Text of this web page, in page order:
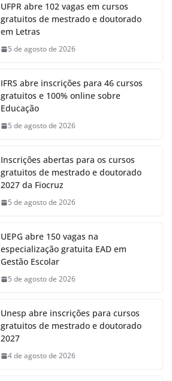
UFPR abre 102 vagas em cursos
gratuitos de mestrado e doutorado
em Letras
5 de agosto de 2026
IFRS abre inscrições para 46 cursos
gratuitos e 100% online sobre
Educação
5 de agosto de 2026
Inscrições abertas para os cursos
gratuitos de mestrado e doutorado
2027 da Fiocruz
5 de agosto de 2026
UEPG abre 150 vagas na
especialização gratuita EAD em
Gestão Escolar
5 de agosto de 2026
Unesp abre inscrições para cursos
gratuitos de mestrado e doutorado
2027
4 de agosto de 2026